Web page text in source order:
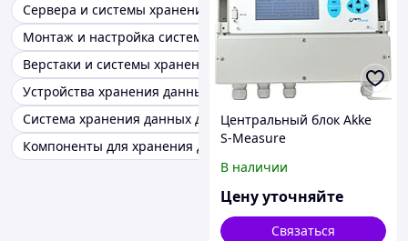
Сервера и системы хранения данных
Монтаж и настройка систем хранения данных
Верстаки и системы хранения
Устройства хранения данных
Система хранения данных для предприятий
Компоненты для хранения данных
Центральный блок Akke
S-Measure
В наличии
Цену уточняйте
Связаться